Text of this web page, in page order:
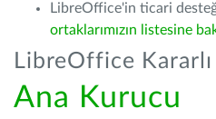
LibreOffice'in ticari
ortaklarımızın listesine
LibreOffice
Ana Kurucu